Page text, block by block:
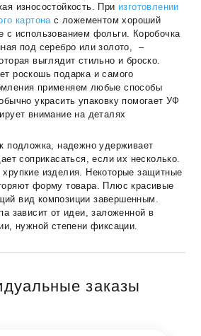
износостойкость. При изготовлении
картона с ложементом хороший
с использованием фольги. Коробочка
под серебро или золото, –
выглядит стильно и броско.
роскошь подарка и самого
применяем любые способы
украсить упаковку помогает УФ
внимание на деталях
подложка, надежно удерживает
соприкасаться, если их несколько.
изделия. Некоторые защитные
форму товара. Плюс красивые
вид композиции завершенным.
зависит от идеи, заложенной в
нужной степени фиксации.
заказы